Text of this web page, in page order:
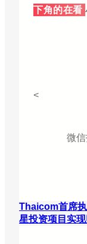
下角的在看
<
微
Thaicom首席
星投资项目实